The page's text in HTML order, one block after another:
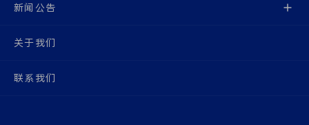
新闻公告
关于我们
联系我们